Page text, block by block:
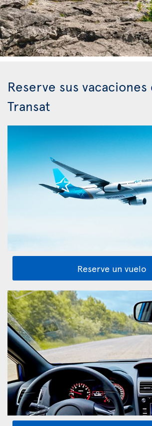
Reserve sus
Transat
Reserve un vuelo